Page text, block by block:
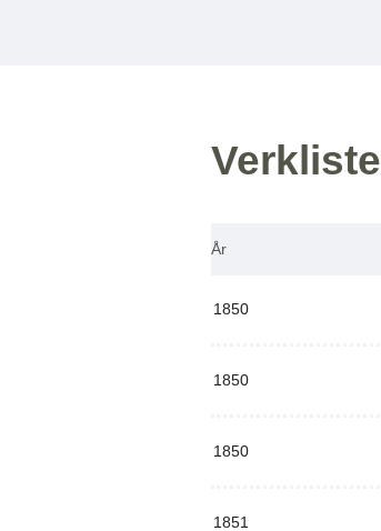
Verkliste
År
1850
1850
1850
1851